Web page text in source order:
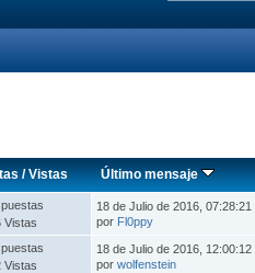
/Vistas
Último mensaje
Vistas
18 de Julio de 2016, 07:28:21
por Fl0ppy
Vistas
18 de Julio de 2016, 12:00:12
porwolfenstein